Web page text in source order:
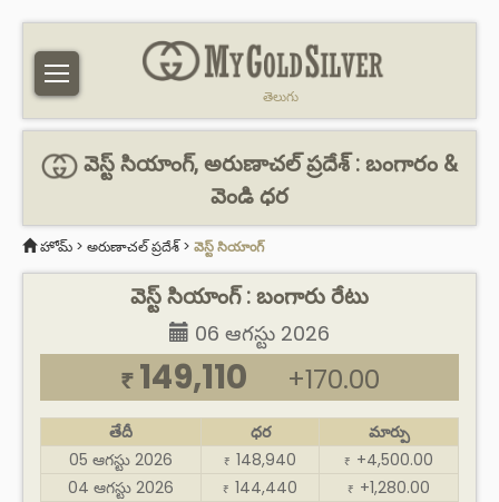
తెలుగు
వెస్ట్ సియాంగ్, అరుణాచల్ ప్రదేశ్ : బంగారం &
వెండి ధర
హోమ్ > అరుణాచల్ ప్రదేశ్> వెస్ట్ సియాంగ్
వెస్ట్ సియాంగ్ : బంగారు రేటు
06 ఆగస్టు 2026
₹ 149,110 +170.00
తేదీ ధర
మార్పు
05 ఆగస్టు 2026
₹ 148,940 ₹ +4,500.00
04 ఆగస్టు 2026
₹ 144,440 ₹ +1,280.00